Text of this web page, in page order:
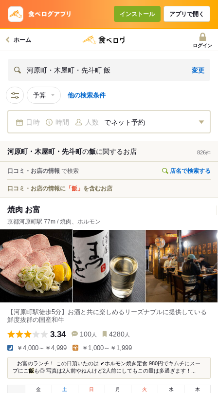
インストール アプリで開く
ホーム
ログイン
河原町・木屋町・先斗町 飯 変更
予算 他の検索条件
日時 時間 人数 でネット予約
河原町・木屋町・先斗町の飯に関するお店 826件
口コミ・お店の情報 で検索 店名で検索する
口コミ・お店の情報に 「飯」 を含むお店
焼肉 お富
京都河原町駅 77m / 焼肉、ホルモン
【河原町駅徒歩5分】お酒と共に楽しめるリーズナブルに提供している
鮮度抜群の国産和牛
3.34 100 人 4280 人
￥4,000～￥4,999 ￥1,000～￥1,999
...お富のランチ！ この日頂いたのは ✔︎ホルモン焼き定食 980円でキムチにスー
プにご飯 も◎ 写真は2人前やねんけど2人前にしてもこの量は多過ぎます！...
金
土 日 月 火 水 木